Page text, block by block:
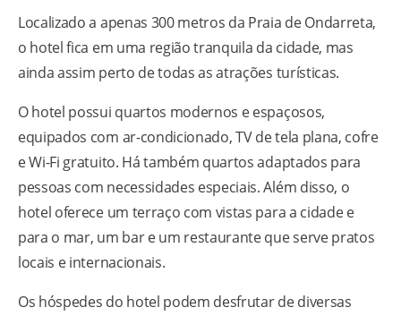
Localizado a apenas 300 metros da Praia de Ondarreta,
o hotel fica em uma região tranquila da cidade, mas
ainda assim perto de todas as atrações turísticas.
O hotel possui quartos modernos e espaçosos,
equipados com ar-condicionado, TV de tela plana, cofre
e Wi-Fi gratuito. Há também quartos adaptados para
pessoas com necessidades especiais. Além disso, o
hotel oferece um terraço com vistas para a cidade e
para o mar, um bar e um restaurante que serve pratos
locais e internacionais.
Os hóspedes do hotel podem desfrutar de diversas